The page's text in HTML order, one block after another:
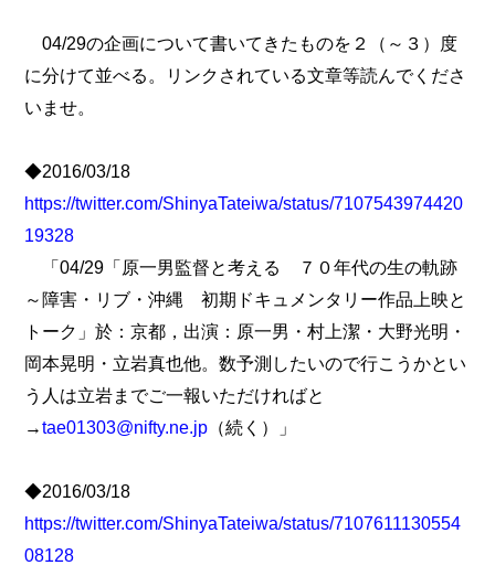
04/29の企画について書いてきたものを２（～３）度
に分けて並べる。リンクされている文章等読んでくださ
いませ。
◆2016/03/18
https://twitter.com/ShinyaTateiwa/status/7107543974420
19328
「04/29「原一男監督と考える ７０年代の生の軌跡
～障害・リブ・沖縄 初期ドキュメンタリー作品上映と
トーク」於：京都，出演：原一男・村上潔・大野光明・
岡本晃明・立岩真也他。数予測したいので行こうかとい
う人は立岩までご一報いただければと
→tae01303@nifty.ne.jp （続く）」
◆2016/03/18
https://twitter.com/ShinyaTateiwa/status/7107611130554
08128